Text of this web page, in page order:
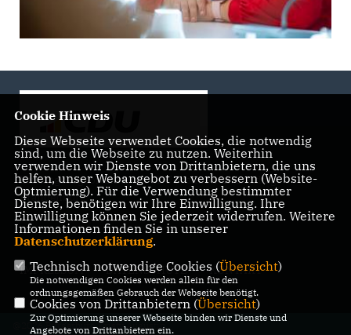
Landtagsabgeordnete der CDU Fraktion im Landtag
Brandenburg
IMPRESSUM DATENSCHUTZ KONTAKT
@2026 Bürgerbüro Kristy Augustin,
Cookie Hinweis
Diese Webseite verwendet Cookies, die notwendig
sind, um die Webseite zu nutzen. Weiterhin
verwenden wir Dienste von Drittanbietern, die uns
helfen, unser Webangebot zu verbessern (Website-
Optmierung). Für die Verwendung bestimmter
Dienste, benötigen wir Ihre Einwilligung. Ihre
Einwilligung können Sie jederzeit widerrufen. Weitere
Informationen finden Sie in unserer
Datenschutzerklärung.
Technisch notwendige Cookies (Übersicht)
Die notwendigen Cookies werden allein für den
ordnungsgemäßen Gebrauch der Webseite benötigt.
Cookies von Drittanbietern (Übersicht)
Zur Optimierung unserer Webseite binden wir Dienste und
Angebote von Drittanbietern ein.